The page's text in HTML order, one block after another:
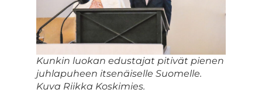
Kunkin luokan edustajat pitivät pienen
juhlapuheen itsenäiselle Suomelle.
Kuva Riikka Koskimies.